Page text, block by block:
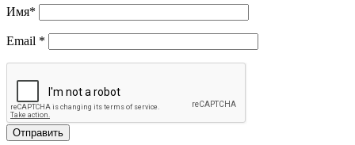
Имя*
Email *